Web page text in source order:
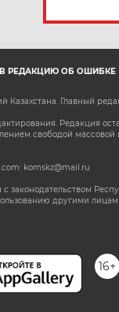
РЕДАКЦИЮ ОБ ОШИБКЕ
Казахстана. Главный
Редакция
свободой
komskz@mail.ru
другими
16+